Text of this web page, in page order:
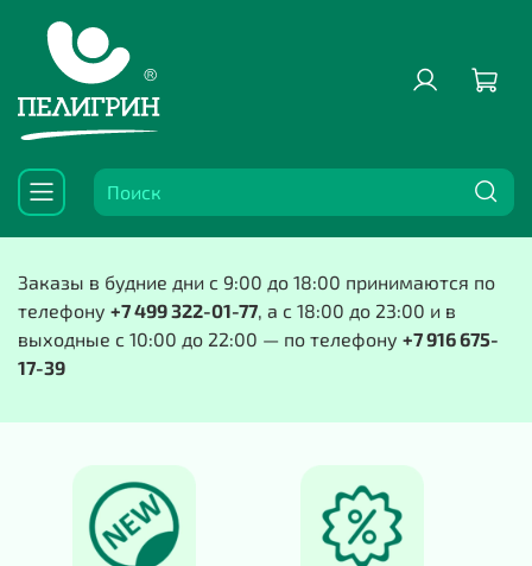
Заказы в будние дни с 9:00 до 18:00 принимаются по
телефону +7 499 322-01-77, а с 18:00 до 23:00 и в
выходные с 10:00 до 22:00 — по телефону +7 916 675-
17-39